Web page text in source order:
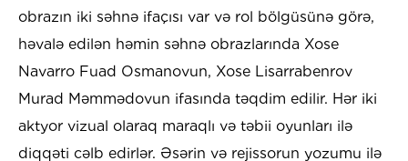
obrazın iki səhnə ifaçısı var və rol bölgüsünə görə,
həvalə edilən həmin səhnə obrazlarında Xose
Navarro Fuad Osmanovun, Xose Lisarrabenrov
Murad Məmmədovun ifasında təqdim edilir. Hər iki
aktyor vizual olaraq maraqlı və təbii oyunları ilə
diqqəti cəlb edirlər. Əsərin və rejissorun yozumu ilə